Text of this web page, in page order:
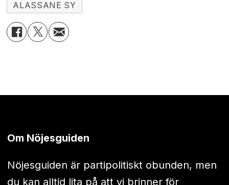
ALASSANE SY
Om Nöjesguiden
Nöjesguiden är partipolitiskt obunden, men
du kan alltid lita på att vi brinner för